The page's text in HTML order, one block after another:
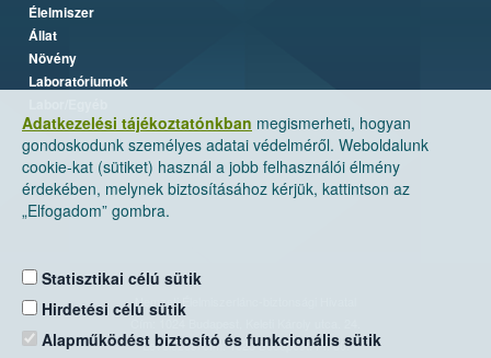
Adatkezelési tájékoztatónkban megismerheti, hogyan
gondoskodunk személyes adatai védelméről. Weboldalunk
cookie-kat (sütiket) használ a jobb felhasználói élmény
érdekében, melynek biztosításához kérjük, kattintson az
„Elfogadom” gombra.
Statisztikai célú sütik
Hirdetési célú sütik
Alapműködést biztosító és funkcionális sütik
Élelmiszer
Állat
Növény
Laboratóriumok
Nemzeti Élelmiszerlánc-biztonsági Hivatal
Levelezési cím: 1525 Budapest. Pf. 30.